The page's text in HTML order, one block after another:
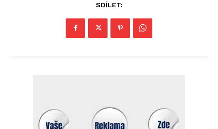
SDÍLET: